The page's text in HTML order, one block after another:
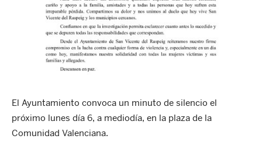
El Ayuntamiento convoca un minuto de silencio el
próximo lunes día 6, a mediodía, en la plaza de la
Comunidad Valenciana.